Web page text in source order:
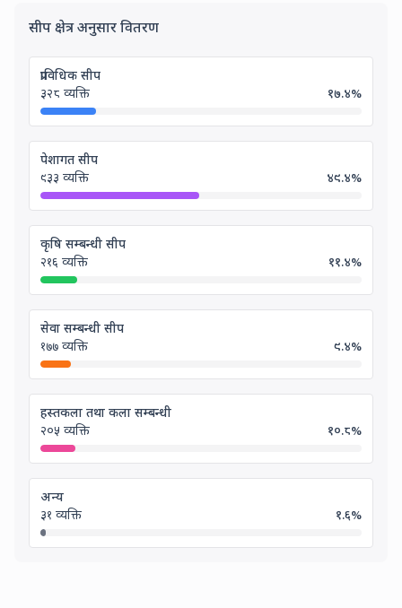
सीप क्षेत्र अनुसार वितरणDistribution by Skill Categories
प्राविधिक सीप
३२८ व्यक्ति १७.४%
पेशागत सीप
९३३ व्यक्ति ४९.४%
कृषि सम्बन्धी सीप
२१६ व्यक्ति ११.४%
सेवा सम्बन्धी सीप
१७७ व्यक्ति ९.४%
हस्तकला तथा कला सम्बन्धी
२०५ व्यक्ति १०.८%
अन्य
३१ व्यक्ति १.६%